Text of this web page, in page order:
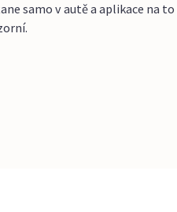
samo v autě a aplikace na